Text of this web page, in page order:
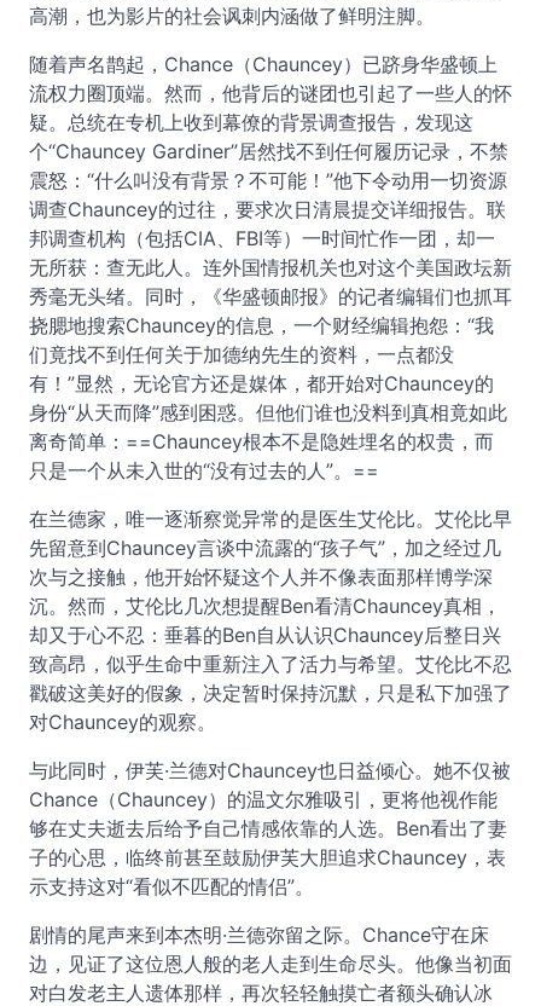
高潮，也为影片的社会讽刺内涵做了鲜明注脚。
随着声名鹊起，Chance（Chauncey）已跻身华盛顿上
流权力圈顶端。然而，他背后的谜团也引起了一些人的怀
疑。总统在专机上收到幕僚的背景调查报告，发现这
个“Chauncey Gardiner”居然找不到任何履历记录，不禁
震怒：“什么叫没有背景？不可能！”他下令动用一切资源
调查Chauncey的过往，要求次日清晨提交详细报告。联
邦调查机构（包括CIA、FBI等）一时间忙作一团，却一
无所获：查无此人。连外国情报机关也对这个美国政坛新
秀毫无头绪。同时，《华盛顿邮报》的记者编辑们也抓耳
挠腮地搜索Chauncey的信息，一个财经编辑抱怨：“我
们竟找不到任何关于加德纳先生的资料，一点都没
有！”显然，无论官方还是媒体，都开始对Chauncey的
身份“从天而降”感到困惑。但他们谁也没料到真相竟如此
离奇简单：==Chauncey根本不是隐姓埋名的权贵，而
只是一个从未入世的“没有过去的人”。==
在兰德家，唯一逐渐察觉异常的是医生艾伦比。艾伦比早
先留意到Chauncey言谈中流露的“孩子气”，加之经过几
次与之接触，他开始怀疑这个人并不像表面那样博学深
沉。然而，艾伦比几次想提醒Ben看清Chauncey真相，
却又于心不忍：垂暮的Ben自从认识Chauncey后整日兴
致高昂，似乎生命中重新注入了活力与希望。艾伦比不忍
戳破这美好的假象，决定暂时保持沉默，只是私下加强了
对Chauncey的观察。
与此同时，伊芙·兰德对Chauncey也日益倾心。她不仅被
Chance（Chauncey）的温文尔雅吸引，更将他视作能
够在丈夫逝去后给予自己情感依靠的人选。Ben看出了妻
子的心思，临终前甚至鼓励伊芙大胆追求Chauncey，表
示支持这对“看似不匹配的情侣”。
剧情的尾声来到本杰明·兰德弥留之际。Chance守在床
边，见证了这位恩人般的老人走到生命尽头。他像当初面
对白发老主人遗体那样，再次轻轻触摸亡者额头确认冰